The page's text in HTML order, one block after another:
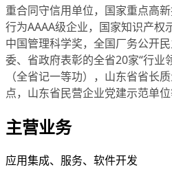
重合同守信用单位，国家重点高
行为AAAA级企业，国家知识产权
中国管理科学奖，全国厂务公开
委、省政府表彰的全省20家“行业
（全省记一等功），山东省省长
点，山东省民营企业党建示范单位
主营业务
应用集成、服务、软件开发